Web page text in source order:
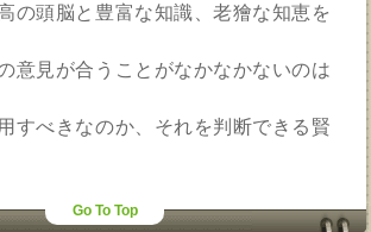
の頭脳と豊富な知識、老獪な知恵を
意見が合うことがなかなかないのは
すべきなのか、それを判断できる賢
Go To Top